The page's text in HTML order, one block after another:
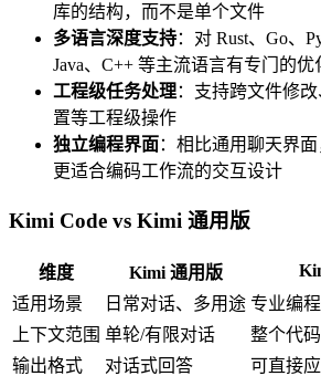
库的结构，而不是单个文件
多语言深度支持：对 Rust、Go、
Java、C++ 等主流语言有专门的优
工程级任务处理：支持跨文件修
置等工程级操作
独立编程界面：相比通用聊天界
更适合编码工作流的交互设计
Kimi Code vs Kimi 通用版
维度 Kimi 通用版
适用场景
日常对话、多用途 专业编
上下文范围 单轮/有限对话
整个代
输出格式
对话式回答
可直接